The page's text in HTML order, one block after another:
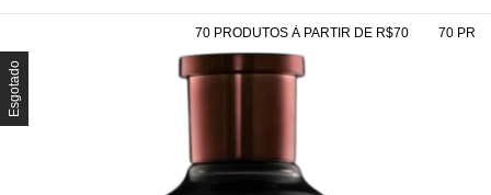
70 PRODUTOS À PARTIR DE R$70 70
Esgotado